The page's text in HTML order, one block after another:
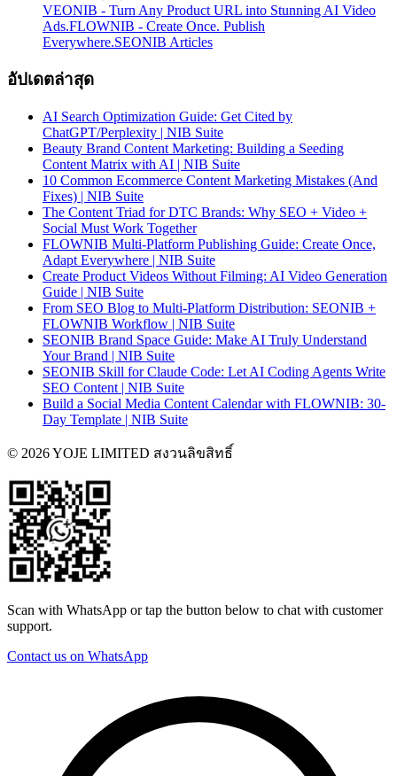
VEONIB - Turn Any Product URL into Stunning AI Video
Ads.FLOWNIB - Create Once. Publish
Everywhere.SEONIB Articles
อัปเดตล่าสุด
AI Search Optimization Guide: Get Cited by
ChatGPT/Perplexity | NIB Suite
Beauty Brand Content Marketing: Building a Seeding
Content Matrix with AI | NIB Suite
10 Common Ecommerce Content Marketing Mistakes (And
Fixes) | NIB Suite
The Content Triad for DTC Brands: Why SEO + Video +
Social Must Work Together
FLOWNIB Multi-Platform Publishing Guide: Create Once,
Adapt Everywhere | NIB Suite
Create Product Videos Without Filming: AI Video Generation
Guide | NIB Suite
From SEO Blog to Multi-Platform Distribution: SEONIB +
FLOWNIB Workflow | NIB Suite
SEONIB Brand Space Guide: Make AI Truly Understand
Your Brand | NIB Suite
SEONIB Skill for Claude Code: Let AI Coding Agents Write
SEO Content | NIB Suite
Build a Social Media Content Calendar with FLOWNIB: 30-
Day Template | NIB Suite
© 2026 YOJE LIMITED สงวนลิขสิทธิ์
Scan with WhatsApp or tap the button below to chat with customer
support.
Contact us on WhatsApp